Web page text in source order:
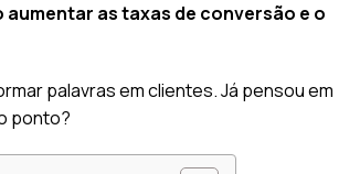
as taxas de conversão e o
palavras em clientes. Já pensou em
ponto?